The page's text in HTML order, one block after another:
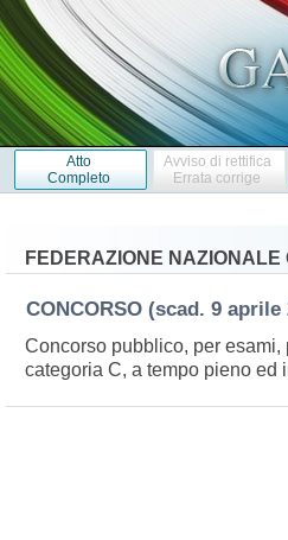
Atto
Completo
Avviso di rettifica
Errata corrige
FEDERAZIONE NAZIONALE
CONCORSO (scad. 9 aprile
Concorso pubblico, per
categoria C, a tempo pieno ed